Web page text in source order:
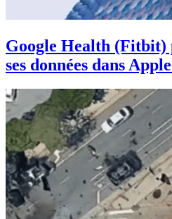
Google Health (Fitbit)
ses données dans